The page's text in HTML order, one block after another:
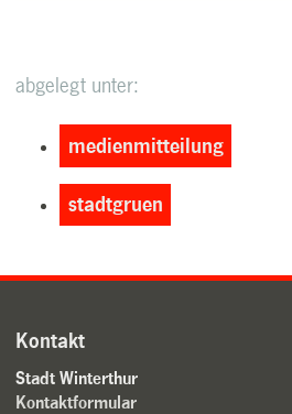
abgelegt unter:
medienmitteilung
stadtgruen
Kontakt
Stadt Winterthur
Kontaktformular